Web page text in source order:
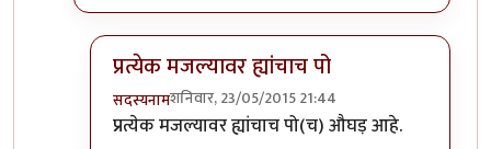
प्रत्येक मजल्यावर ह्यांचाच पो
सदस्यनामशनिवार, 23/05/2015 21:44
In reply toज्याने कोणी शिकवलं त्यानेbyआदूबाळ
प्रत्येक मजल्यावर ह्यांचाच पो(च) औघड़ आहे.